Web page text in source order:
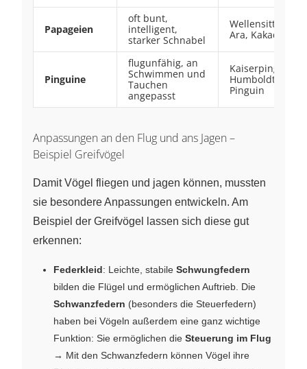
Papageien
oft bunt,
intelligent,
starker Schnabel
Wellensittich,
Ara, Kakadu
Pinguine
flugunfähig, an
Schwimmen und
Tauchen
angepasst
Kaiserpinguin,
Humboldt-
Pinguin
Anpassungen an den Flug und ans Jagen –
Beispiel Greifvögel
Damit Vögel fliegen und jagen können, mussten
sie besondere Anpassungen entwickeln. Am
Beispiel der Greifvögel lassen sich diese gut
erkennen:
Federkleid: Leichte, stabile Schwungfedern
bilden die Flügel und ermöglichen Auftrieb. Die
Schwanzfedern (besonders die Steuerfedern)
haben bei Vögeln außerdem eine ganz wichtige
Funktion: Sie ermöglichen die Steuerung im Flug
→ Mit den Schwanzfedern können Vögel ihre